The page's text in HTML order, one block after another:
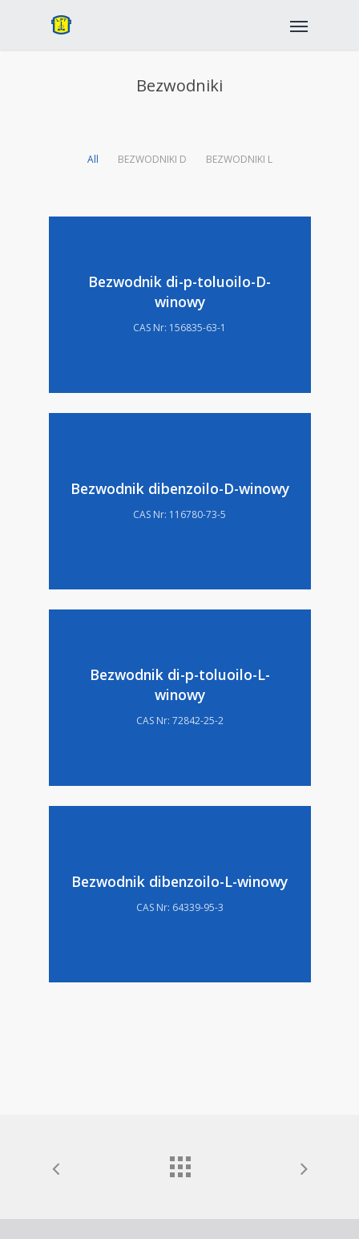
Bezwodniki
All BEZWODNIKI D BEZWODNIKI L
Bezwodnik di-p-toluoilo-D-
winowy
CAS Nr: 156835-63-1
Bezwodnik dibenzoilo-D-winowy
CAS Nr: 116780-73-5
Bezwodnik di-p-toluoilo-L-
winowy
CAS Nr: 72842-25-2
Bezwodnik dibenzoilo-L-winowy
CAS Nr: 64339-95-3